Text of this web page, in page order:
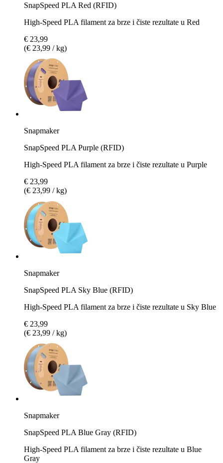
SnapSpeed PLA Red (RFID)
High-Speed PLA filament za brze i čiste rezultate u Red
€ 23,99
(€ 23,99 / kg)
Snapmaker
SnapSpeed PLA Purple (RFID)
High-Speed PLA filament za brze i čiste rezultate u Purple
€ 23,99
(€ 23,99 / kg)
Snapmaker
SnapSpeed PLA Sky Blue (RFID)
High-Speed PLA filament za brze i čiste rezultate u Sky Blue
€ 23,99
(€ 23,99 / kg)
Snapmaker
SnapSpeed PLA Blue Gray (RFID)
High-Speed PLA filament za brze i čiste rezultate u Blue
Gray